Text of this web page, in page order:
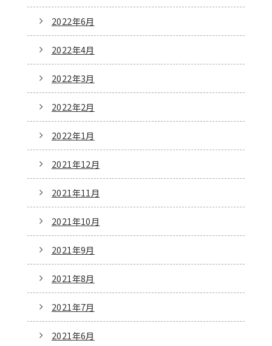
2022年6月
2022年4月
2022年3月
2022年2月
2022年1月
2021年12月
2021年11月
2021年10月
2021年9月
2021年8月
2021年7月
2021年6月